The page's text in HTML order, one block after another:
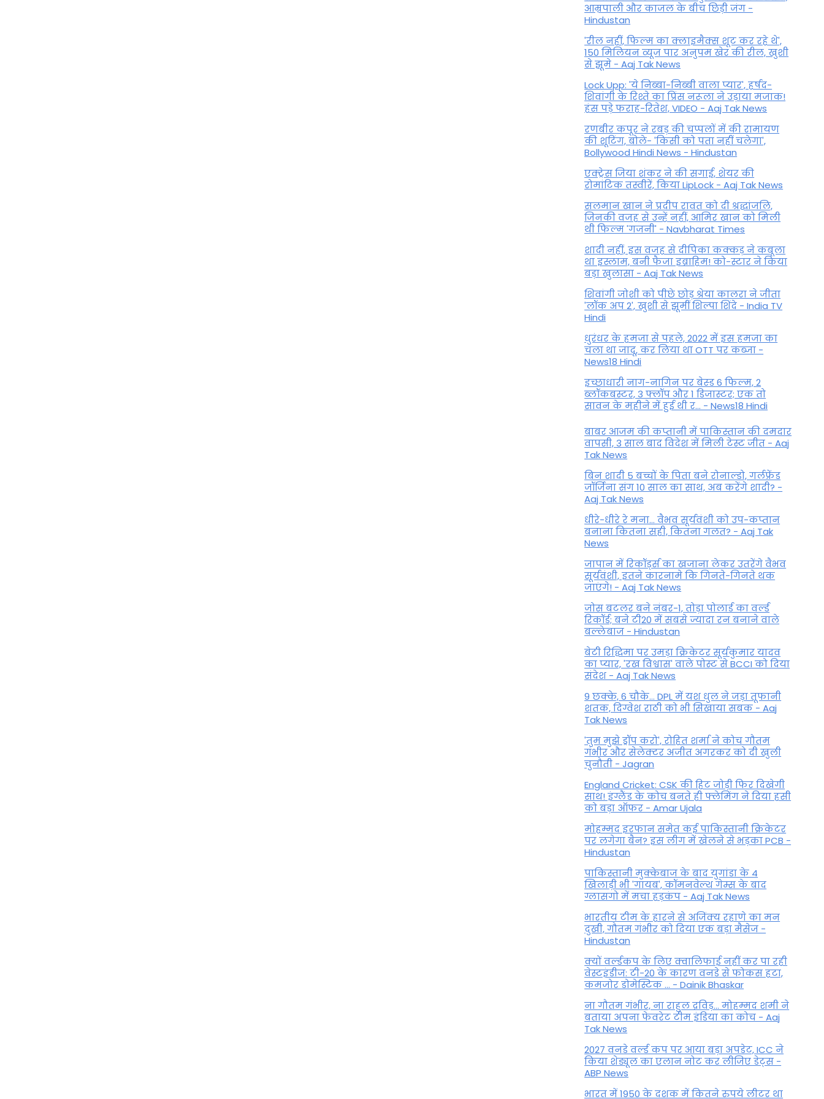
आम्रपाली और काजल के बीच छिड़ी जंग -
Hindustan
'रील नहीं, फिल्म का क्लाइमैक्स शूट कर रहे थे',
150 मिलियन व्यूज पार अनुपम खेर की रील, खुशी
से झूमे - Aaj Tak News
Lock Upp: 'ये निब्बा-निब्बी वाला प्यार', हर्षद-
शिवांगी के रिश्ते का प्रिंस नरूला ने उड़ाया मजाक!
हंस पड़े फराह-रितेश, VIDEO - Aaj Tak News
रणबीर कपूर ने रबड़ की चप्पलों में की रामायण
की शूटिंग, बोले- 'किसी को पता नहीं चलेगा',
Bollywood Hindi News - Hindustan
एक्ट्रेस जिया शंकर ने की सगाई, शेयर की
रोमांटिक तस्वीरें, किया LipLock - Aaj Tak News
सलमान खान ने प्रदीप रावत को दी श्रद्धांजलि,
जिनकी वजह से उन्हें नहीं, आमिर खान को मिली
थी फिल्म 'गजनी' - Navbharat Times
शादी नहीं, इस वजह से दीपिका कक्कड़ ने कबूला
था इस्लाम, बनी फैजा इब्राहिम! को-स्टार ने किया
बड़ा खुलासा - Aaj Tak News
शिवांगी जोशी को पीछे छोड़ श्रेया कालरा ने जीता
'लॉक अप 2', खुशी से झूमीं शिल्पा शिंदे - India TV
Hindi
धुरंधर के हमजा से पहले, 2022 में इस हमजा का
चला था जादू, कर लिया था OTT पर कब्जा -
News18 Hindi
इच्छाधारी नाग-नागिन पर बेस्ड 6 फिल्म, 2
ब्लॉकबस्टर, 3 फ्लॉप और 1 डिजास्टर; एक तो
सावन के महीने में हुई थी र... - News18 Hindi
बाबर आजम की कप्तानी में पाकिस्तान की दमदार
वापसी, 3 साल बाद विदेश में मिली टेस्ट जीत - Aaj
Tak News
बिन शादी 5 बच्चों के पिता बने रोनाल्डो, गर्लफ्रेंड
जॉर्जिना संग 10 साल का साथ, अब करेंगे शादी? -
Aaj Tak News
धीरे-धीरे रे मना… वैभव सूर्यवंशी को उप-कप्तान
बनाना कितना सही, कितना गलत? - Aaj Tak
News
जापान में रिकॉर्ड्स का खजाना लेकर उतरेंगे वैभव
सूर्यवंशी, इतने कारनामे कि गिनते-गिनते थक
जाएंगे! - Aaj Tak News
जोस बटलर बने नंबर-1, तोड़ा पोलार्ड का वर्ल्ड
रिकॉर्ड; बने टी20 में सबसे ज्यादा रन बनाने वाले
बल्लेबाज - Hindustan
बेटी र‍िद्ध‍िमा पर उमड़ा क्रिकेटर सूर्यकुमार यादव
का प्यार, 'रख विश्वास' वाले पोस्ट से BCCI को दिया
संदेश - Aaj Tak News
9 छक्के, 6 चौके... DPL में यश धुल ने जड़ा तूफानी
शतक, द‍िग्वेश राठी को भी स‍िखाया सबक - Aaj
Tak News
'तुम मुझे ड्रॉप करो', रोहित शर्मा ने कोच गौतम
गंभीर और सेलेक्टर अजीत अगरकर को दी खुली
चुनौती - Jagran
England Cricket: CSK की हिट जोड़ी फिर दिखेगी
साथ! इंग्लैंड के कोच बनते ही फ्लेमिंग ने दिया हसी
को बड़ा ऑफर - Amar Ujala
मोहम्मद इरफान समेत कई पाकिस्तानी क्रिकेटर
पर लगेगा बैन? इस लीग में खेलने से भड़का PCB -
Hindustan
पाकिस्तानी मुक्केबाज के बाद युगांडा के 4
खिलाड़ी भी 'गायब', कॉमनवेल्थ गेम्स के बाद
ग्लासगो में मचा हड़कंप - Aaj Tak News
भारतीय टीम के हारने से अजिंक्य रहाणे का मन
दुखी, गौतम गंभीर को दिया एक बड़ा मैसेज -
Hindustan
क्यों वर्ल्डकप के लिए क्वालिफाई नहीं कर पा रही
वेस्टइंडीज: टी-20 के कारण वनडे से फोकस हटा,
कमजोर डोमेस्टिक ... - Dainik Bhaskar
ना गौतम गंभीर, ना राहुल द्रव‍िड़... मोहम्मद शमी ने
बताया अपना फेवरेट टीम इंड‍िया का कोच - Aaj
Tak News
2027 वनडे वर्ल्ड कप पर आया बड़ा अपडेट, ICC ने
किया शेड्यूल का एलान नोट कर लीजिए डेट्स -
ABP News
भारत में 1950 के दशक में कितने रुपये लीटर था